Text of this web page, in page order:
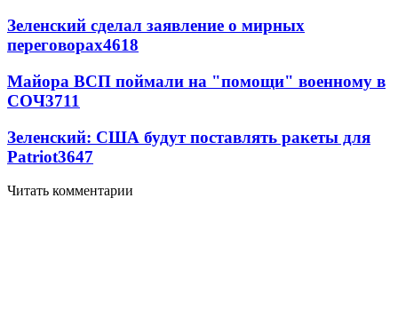
Зеленский сделал заявление о мирных
переговорах4618
Майора ВСП поймали на "помощи" военному в
СОЧ3711
Зеленский: США будут поставлять ракеты для
Patriot3647
Читать комментарии